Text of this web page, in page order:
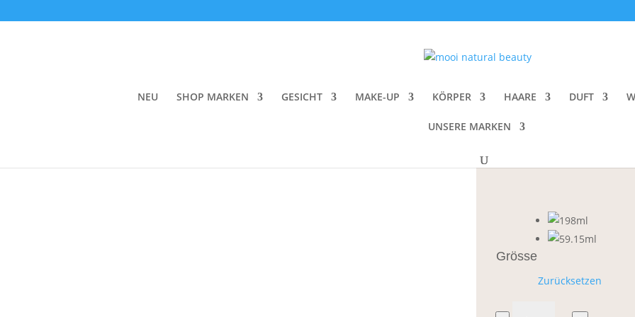
NEU SHOP MARKEN GESICHT MAKE-UP KÖRPER HAARE DUFT
UNSERE MARKEN
Innersense
Grösse
Zurücksetzen
Innersense